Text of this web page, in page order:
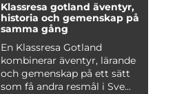
Klassresa gotland äventyr,
historia och gemenskap på
samma gång
En Klassresa Gotland
kombinerar äventyr, lärande
och gemenskap på ett sätt
som få andra resmål i Sve...